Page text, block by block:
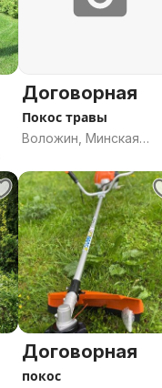
Договорная
Покос травы
Воложин, Минская
Договорная
покос